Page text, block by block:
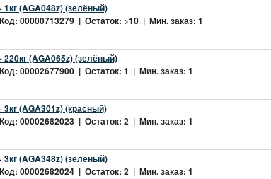
(AGA048z) (зелёный)
00000713279 | Остаток: >10 | Мин. заказ: 1
(AGA065z) (зелёный)
00002677900 | Остаток: 1 | Мин. заказ: 1
(AGA301z) (красный)
00002682023 | Остаток: 2 | Мин. заказ: 1
(AGA348z) (зелёный)
00002682024 | Остаток: 2 | Мин. заказ: 1